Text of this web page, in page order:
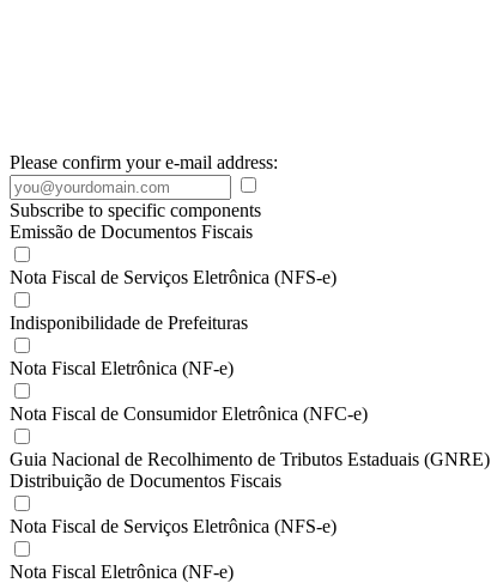
Please confirm your e-mail address:
Subscribe to specific components
Emissão de Documentos Fiscais
Nota Fiscal de Serviços Eletrônica (NFS-e)
Indisponibilidade de Prefeituras
Nota Fiscal Eletrônica (NF-e)
Nota Fiscal de Consumidor Eletrônica (NFC-e)
Guia Nacional de Recolhimento de Tributos Estaduais (GNRE)
Distribuição de Documentos Fiscais
Nota Fiscal de Serviços Eletrônica (NFS-e)
Nota Fiscal Eletrônica (NF-e)